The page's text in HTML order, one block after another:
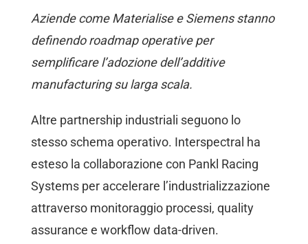
Aziende come Materialise e Siemens stanno
definendo roadmap operative per
semplificare l’adozione dell’additive
manufacturing su larga scala.
Altre partnership industriali seguono lo
stesso schema operativo. Interspectral ha
esteso la collaborazione con Pankl Racing
Systems per accelerare l’industrializzazione
attraverso monitoraggio processi, quality
assurance e workflow data-driven.